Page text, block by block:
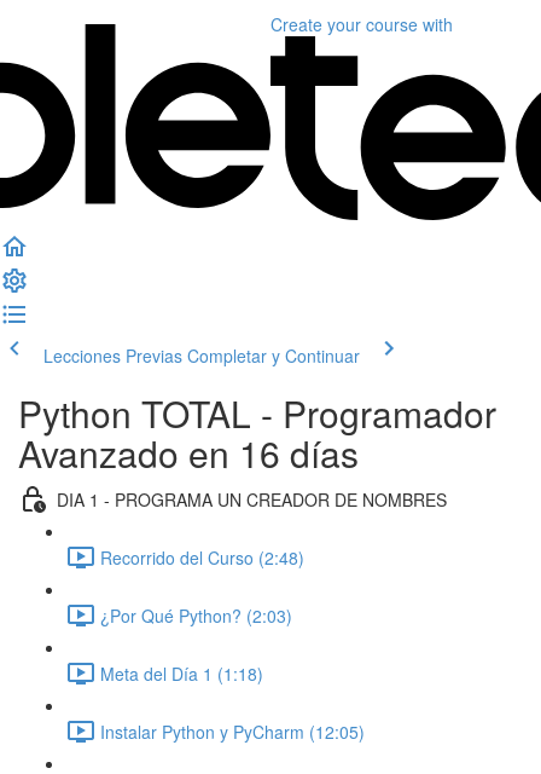
Create your course with
Lecciones Previas Completar y Continuar
Python TOTAL - Programador
Avanzado en 16 días
DIA 1 - PROGRAMA UN CREADOR DE NOMBRES
Recorrido del Curso (2:48)
¿Por Qué Python? (2:03)
Meta del Día 1 (1:18)
Instalar Python y PyCharm (12:05)